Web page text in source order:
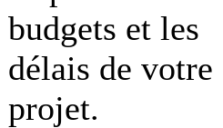
budgets et les
délais de votre
projet.